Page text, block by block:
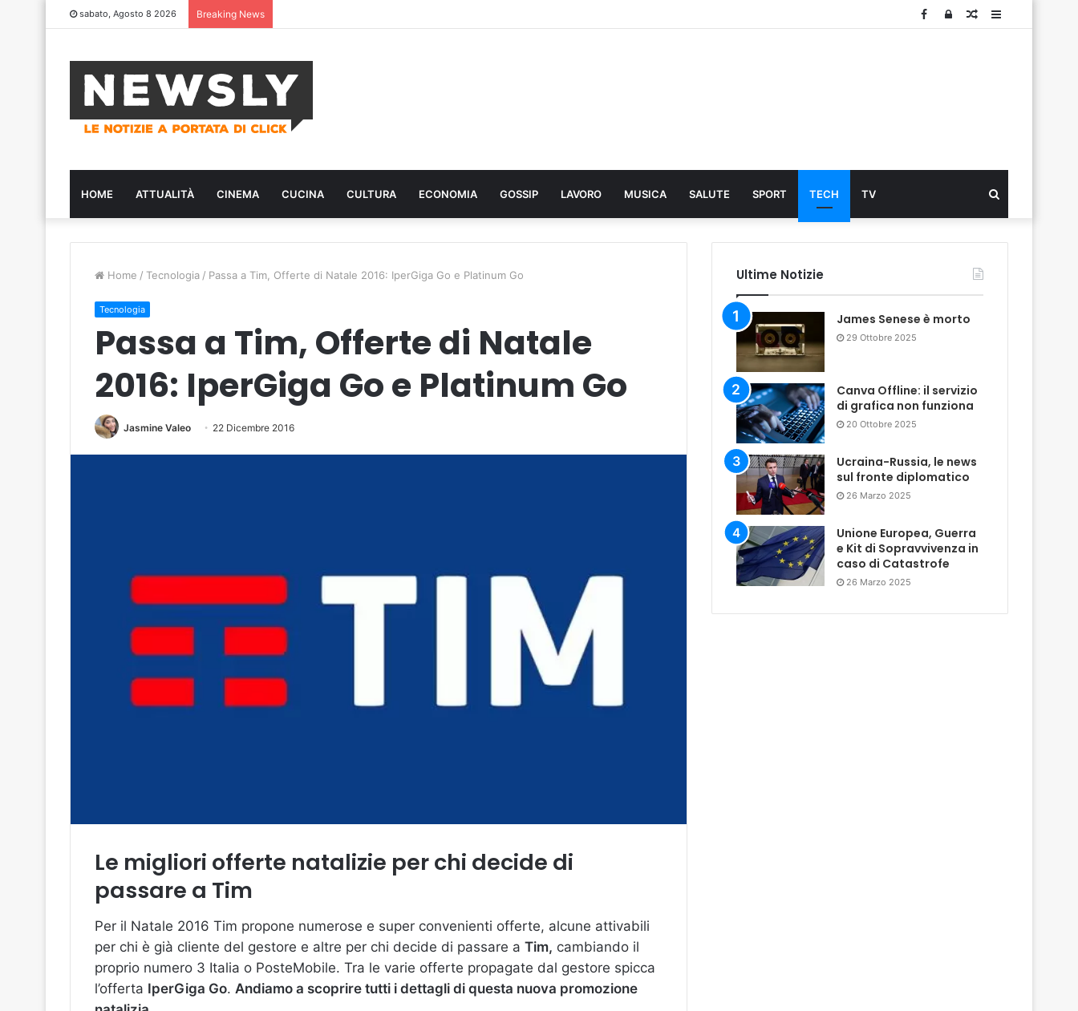
sabato, Agosto 8 2026 Breaking News Sidebar
Articolo
Log
Facebook
HOME ATTUALITÀ CINEMA CUCINA CULTURA ECONOMIA GOSSIP LAVORO MUSICA SALUTE SPORT TECH TV
...
Home / Tecnologia / Passa a Tim, Offerte di Natale 2016: IperGiga Go e Platinum Go
Tecnologia
Passa a Tim, Offerte di Natale
2016: IperGiga Go e Platinum Go
Jasmine Valeo 22 Dicembre 2016
Le migliori offerte natalizie per chi decide di
passare a Tim
Per il Natale 2016 Tim propone numerose e super convenienti offerte, alcune attivabili
per chi è già cliente del gestore e altre per chi decide di passare a Tim, cambiando il
proprio numero 3 Italia o PosteMobile. Tra le varie offerte propagate dal gestore spicca
l’offerta IperGiga Go. Andiamo a scoprire tutti i dettagli di questa nuova promozione
Ultime Notizie
James Senese è morto
29 Ottobre 2025
Canva Offline: il servizio
di grafica non funziona
20 Ottobre 2025
Ucraina-Russia, le news
sul fronte diplomatico
26 Marzo 2025
Unione Europea, Guerra
e Kit di Sopravvivenza in
caso di Catastrofe
26 Marzo 2025